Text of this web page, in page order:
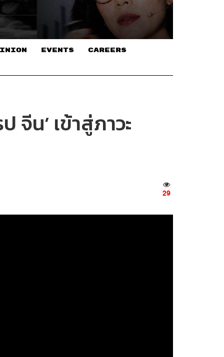
EVENTS CAREERS
จีน’ เข้าสู่ภาวะ
29